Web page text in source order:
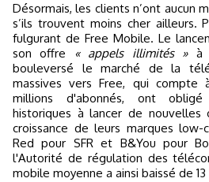
Désormais, les clients n’ont aucun
s’ils trouvent moins cher ailleurs.
fulgurant de Free Mobile. Le
son offre
« appels illimités »à
bouleversé le marché de la
massives vers Free, qui
millions d'abonnés, ont
historiques à lancer de
croissance de leurs marques low-
Red pour SFR et B&You pour
l'Autorité de régulation des
mobile moyenne a ainsi baissé de 13